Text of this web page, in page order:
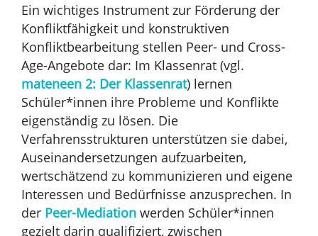
Ein wichtiges Instrument zur Förderung der
Konfliktfähigkeit und konstruktiven
Konfliktbearbeitung stellen Peer- und Cross-
Age-Angebote dar: Im Klassenrat (vgl.
mateneen 2: Der Klassenrat) lernen
Schüler*innen ihre Probleme und Konflikte
eigenständig zu lösen. Die
Verfahrensstrukturen unterstützen sie dabei,
Auseinandersetzungen aufzuarbeiten,
wertschätzend zu kommunizieren und eigene
Interessen und Bedürfnisse anzusprechen. In
der Peer-Mediation werden Schüler*innen
gezielt darin qualifiziert, zwischen